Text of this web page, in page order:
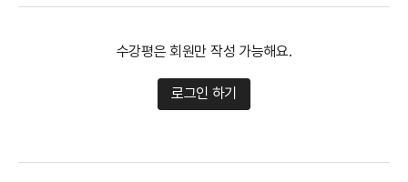
수강평은 회원만 작성 가능해요.
로그인 하기